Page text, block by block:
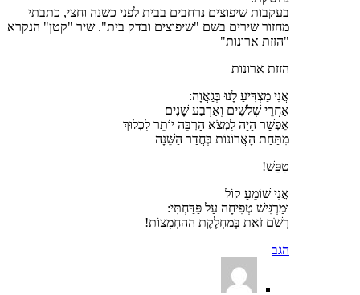
בעקבות שיפוצים נרחבים בבית לפני כשנה וחצי, כתבתי
מחזור שירים בשם "שיפוצים ובדק בית". שיר "קטן" הנקרא
"הזזת ארונות"
הזזת ארונות
אֲנִי מַצְדִּיעַ לָנוּ בְּגַאֲוָה:
אַחֲרֵי שְׁלֹשִׁים וְאַרְבַּע שָׁנִים
אֶפְשָׁר הָיָה לִמְצֹא הַרְבֵּה יוֹתֵר לִכְלוּךְ
מִתַּחַת הָאֲרוֹנוֹת בְּחֲדַר הַשֵּׁנָה
טִפֵּשׁ!
אֲנִי שׁוֹמֵעַ קוֹל
וּמַרְגִּישׁ טְפִיחָה עַל פַּדַּחְתִּי:
רְשֹׁם זֹאת בְּמַחְלֶקֶת הַהַחְמָצוֹת!
הגב